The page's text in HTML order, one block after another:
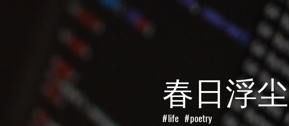
春日浮尘
life poetry